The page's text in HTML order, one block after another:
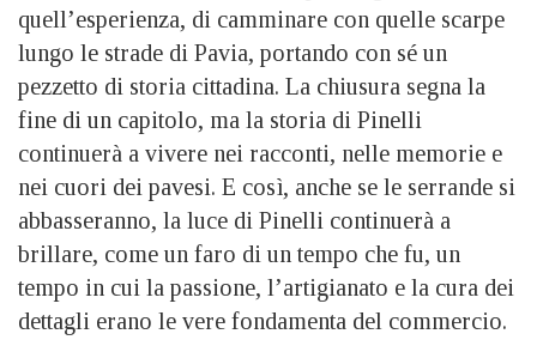
quell’esperienza, di camminare con quelle scarpe
lungo le strade di Pavia, portando con sé un
pezzetto di storia cittadina. La chiusura segna la
fine di un capitolo, ma la storia di Pinelli
continuerà a vivere nei racconti, nelle memorie e
nei cuori dei pavesi. E così, anche se le serrande si
abbasseranno, la luce di Pinelli continuerà a
brillare, come un faro di un tempo che fu, un
tempo in cui la passione, l’artigianato e la cura dei
dettagli erano le vere fondamenta del commercio.